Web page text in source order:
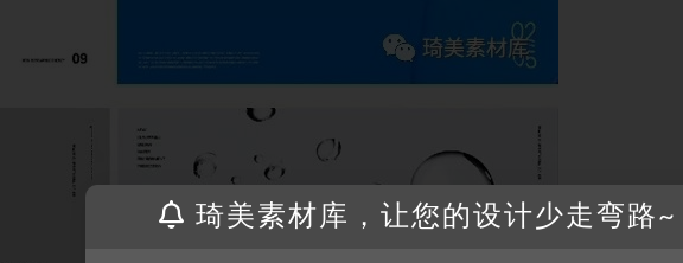
琦美素材库，让您的设计少走弯路~